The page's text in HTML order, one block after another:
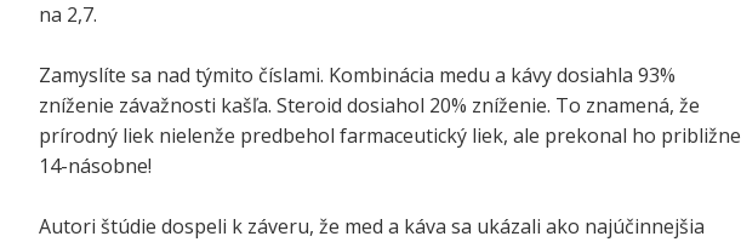
na 2,7.
Zamyslíte sa nad týmito číslami. Kombinácia medu a kávy dosiahla 93%
zníženie závažnosti kašľa. Steroid dosiahol 20% zníženie. To znamená, že
prírodný liek nielenže predbehol farmaceutický liek, ale prekonal ho približne
14-násobne!
Autori štúdie dospeli k záveru, že med a káva sa ukázali ako najúčinnejšia